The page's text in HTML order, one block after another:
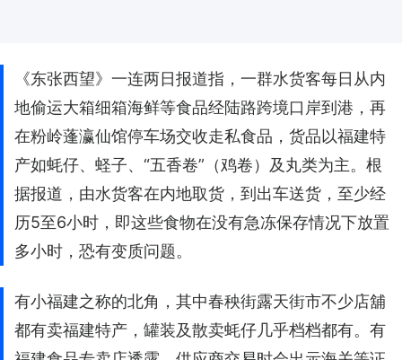
《东张西望》一连两日报道指，一群水货客每日从内
地偷运大箱细箱海鲜等食品经陆路跨境口岸到港，再
在粉岭蓬瀛仙馆停车场交收走私食品，货品以福建特
产如蚝仔、蛏子、“五香卷”（鸡卷）及丸类为主。根
据报道，由水货客在内地取货，到出车送货，至少经
历5至6小时，即这些食物在没有急冻保存情况下放置
多小时，恐有变质问题。
有小福建之称的北角，其中春秧街露天街市不少店舖
都有卖福建特产，罐装及散卖蚝仔几乎档档都有。有